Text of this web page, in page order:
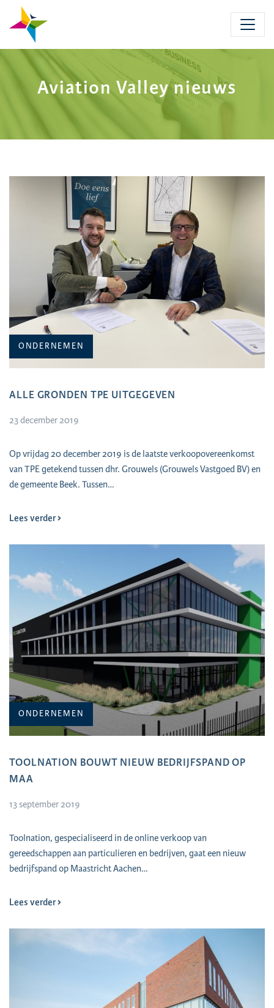
content
Aviation Valley nieuws
ONDERNEMEN
ALLE GRONDEN TPE UITGEGEVEN
23 december 2019
Op vrijdag 20 december 2019 is de laatste verkoopovereenkomst
van TPE getekend tussen dhr. Grouwels (Grouwels Vastgoed BV) en
de gemeente Beek. Tussen…
Lees verder
ONDERNEMEN
TOOLNATION BOUWT NIEUW BEDRIJFSPAND OP
MAA
13 september 2019
Toolnation, gespecialiseerd in de online verkoop van
gereedschappen aan particulieren en bedrijven, gaat een nieuw
bedrijfspand op Maastricht Aachen…
Lees verder